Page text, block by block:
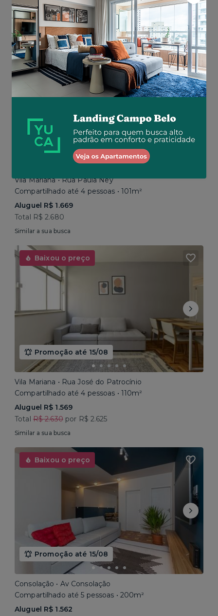
Aluguel R$ 1.777
Total R$ 2.843
Similar a sua busca
Em breve
Vila Mariana • Rua Paula Ney
Compartilhado até 4 pessoas • 101m²
Aluguel R$ 1.669
Total R$ 2.680
Similar a sua busca
Baixou o preço
Promoção até 15/08
Vila Mariana • Rua José do Patrocínio
Compartilhado até 4 pessoas • 110m²
Aluguel R$ 1.569
Total R$ 2.630por R$ 2.625
Similar a sua busca
Baixou o preço
Promoção até 15/08
Consolação • Av Consolação
Compartilhado até 5 pessoas • 200m²
Aluguel R$ 1.562